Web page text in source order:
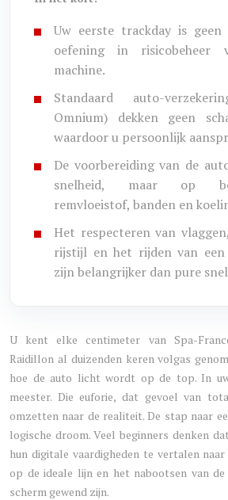
Uw eerste trackday is geen
oefening in risicobeheer
machine.
Standaard auto-
Omnium) dekken geen
waardoor u persoonlijk
De voorbereiding van de
snelheid, maar op
remvloeistof, banden en
Het respecteren van
rijstijl en het rijden van een
zijn belangrijker dan pure
U kent elke centimeter van Spa-
Raidillon al duizenden keren volgas
hoe de auto licht wordt op de top. In
meester. Die euforie, dat gevoel van
omzetten naar de realiteit. De stap naar
logische droom. Veel beginners denken
hun digitale vaardigheden te vertalen
op de ideale lijn en het nabootsen van
scherm gewend zijn.